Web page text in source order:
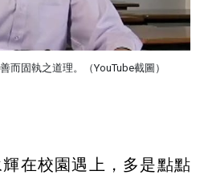
而固執之道理。（YouTube截圖）
在校園遇上，多是點點